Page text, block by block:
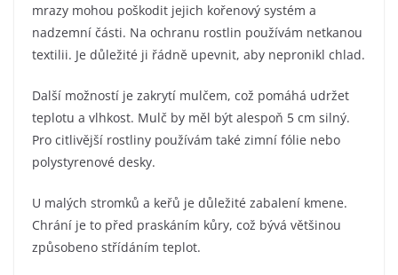
mrazy mohou poškodit jejich kořenový systém a
nadzemní části. Na ochranu rostlin používám netkanou
textilii. Je důležité ji řádně upevnit, aby nepronikl chlad.
Další možností je zakrytí mulčem, což pomáhá udržet
teplotu a vlhkost. Mulč by měl být alespoň 5 cm silný.
Pro citlivější rostliny používám také zimní fólie nebo
polystyrenové desky.
U malých stromků a keřů je důležité zabalení kmene.
Chrání je to před praskáním kůry, což bývá většinou
způsobeno střídáním teplot.